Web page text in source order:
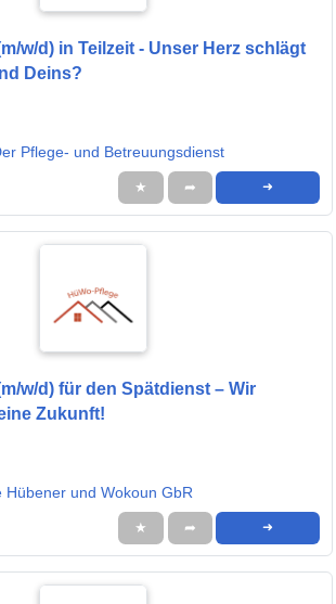
w/d) in Teilzeit - Unser Herz schlägt
Deins?
Pflege- und Betreuungsdienst
★ ➦ ➜
w/d) für den Spätdienst – Wir
Zukunft!
Hübener und Wokoun GbR
★ ➦ ➜